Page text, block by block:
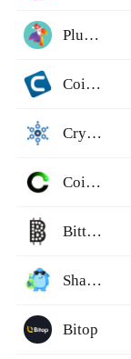
Plunderswap
Coinut
CryptoBridge
CoinTR
Bittylicious
SharkSwap
Bitop